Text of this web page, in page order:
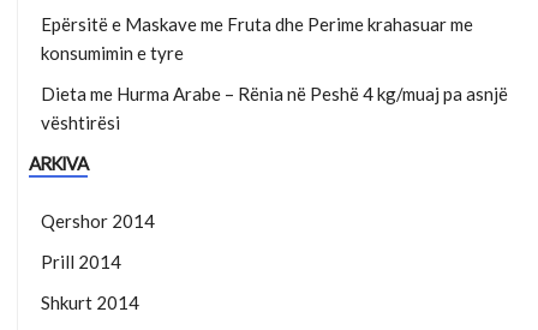
Epërsitë e Maskave me Fruta dhe Perime krahasuar me
konsumimin e tyre
Dieta me Hurma Arabe – Rënia në Peshë 4 kg/muaj pa asnjë
vështirësi
ARKIVA
Qershor 2014
Prill 2014
Shkurt 2014